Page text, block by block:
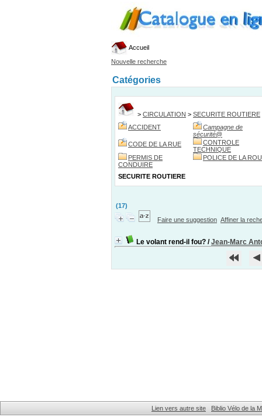
Accueil
Nouvelle recherche
Catégories
> CIRCULATION > SECURITE ROUTIERE
ACCIDENT
Campagne de
sécurité@
CODE DE LA RUE
CONTROLE
TECHNIQUE
PERMIS DE
CONDUIRE
POLICE DE LA
SECURITE ROUTIERE
(17)
Faire une suggestion Affiner la
Le volant rend-il fou? /Jean-Marc
Lien vers autre site Biblio Vélo de la